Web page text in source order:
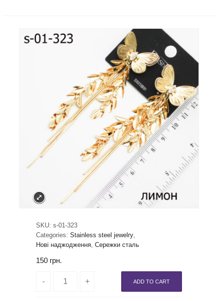
SKU: s-01-323
Categories: Stainless steel jewelry,
Нові наджодження, Сережки сталь
150 грн.
ADD TO CART